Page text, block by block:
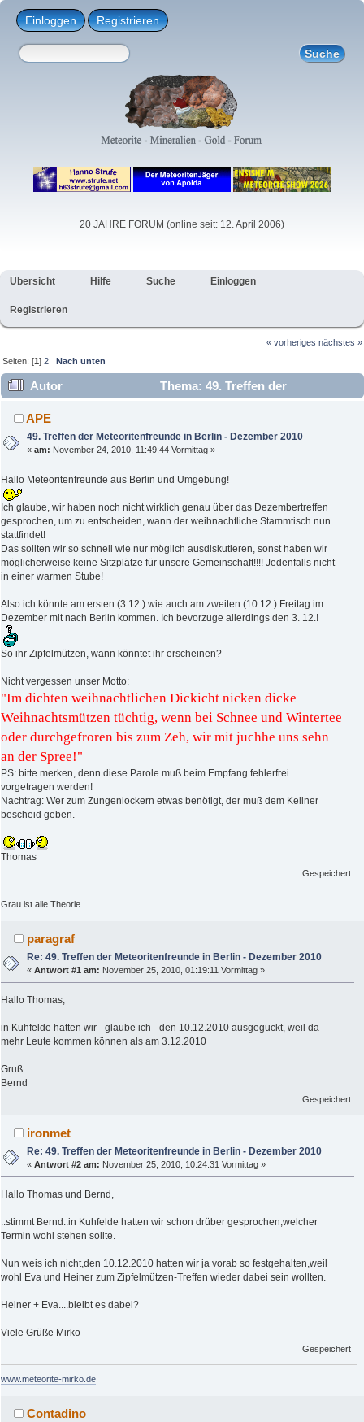
Einloggen Registrieren
20 JAHRE FORUM (online seit: 12. April 2006)
Übersicht Hilfe Suche Einloggen
Registrieren
« vorheriges nächstes »
Seiten: [1]2 Nach unten
Autor
Thema: 49. Treffen der
Meteoritenfreunde in Berlin - Dezember 2010 (Gelesen 9404
mal)
APE
49. Treffen der Meteoritenfreunde in Berlin - Dezember 2010
«am: November 24, 2010, 11:49:44 Vormittag »
Hallo Meteoritenfreunde aus Berlin und Umgebung!
Ich glaube, wir haben noch nicht wirklich genau über das Dezembertreffen
gesprochen, um zu entscheiden, wann der weihnachtliche Stammtisch nun
stattfindet!
Das sollten wir so schnell wie nur möglich ausdiskutieren, sonst haben wir
möglicherweise keine Sitzplätze für unsere Gemeinschaft!!!! Jedenfalls nicht
in einer warmen Stube!
Also ich könnte am ersten (3.12.) wie auch am zweiten (10.12.) Freitag im
Dezember mit nach Berlin kommen. Ich bevorzuge allerdings den 3. 12.!
So ihr Zipfelmützen, wann könntet ihr erscheinen?
Nicht vergessen unser Motto:
"Im dichten weihnachtlichen Dickicht nicken dicke
Weihnachtsmützen tüchtig, wenn bei Schnee und Wintertee
oder durchgefroren bis zum Zeh, wir mit juchhe uns sehn
an der Spree!"
PS: bitte merken, denn diese Parole muß beim Empfang fehlerfrei
vorgetragen werden!
Nachtrag: Wer zum Zungenlockern etwas benötigt, der muß dem Kellner
bescheid geben.
Thomas
Gespeichert
Grau ist alle Theorie ...
paragraf
Re: 49. Treffen der Meteoritenfreunde in Berlin - Dezember 2010
«Antwort #1 am: November 25, 2010, 01:19:11 Vormittag »
Hallo Thomas,
in Kuhfelde hatten wir - glaube ich - den 10.12.2010 ausgeguckt, weil da
mehr Leute kommen können als am 3.12.2010
Gruß
Bernd
Gespeichert
ironmet
Re: 49. Treffen der Meteoritenfreunde in Berlin - Dezember 2010
«Antwort #2 am: November 25, 2010, 10:24:31 Vormittag »
Hallo Thomas und Bernd,
..stimmt Bernd..in Kuhfelde hatten wir schon drüber gesprochen,welcher
Termin wohl stehen sollte.
Nun weis ich nicht,den 10.12.2010 hatten wir ja vorab so festgehalten,weil
wohl Eva und Heiner zum Zipfelmützen-Treffen wieder dabei sein wollten.
Heiner + Eva....bleibt es dabei?
Viele Grüße Mirko
Gespeichert
www.meteorite-mirko.de
Contadino